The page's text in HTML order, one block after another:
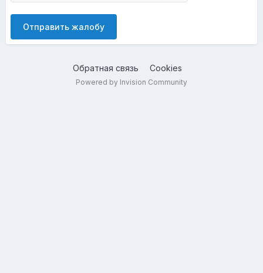
Отправить жалобу
Обратная связь Cookies
Powered by Invision Community